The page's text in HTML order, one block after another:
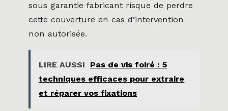
sous garantie fabricant risque de perdre
cette couverture en cas d’intervention
non autorisée.
LIRE AUSSI
Pas de vis foiré : 5
techniques efficaces pour extraire
et réparer vos fixations